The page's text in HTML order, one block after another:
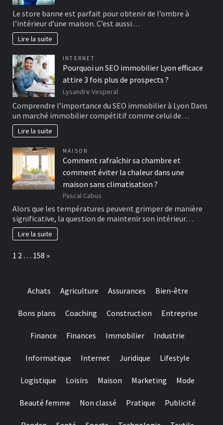
Le store banne est parfait pour obtenir de l’ombre à
l’intérieur d’une maison. C’est aussi…
Lire la suite
INTERNET
Pourquoi un SEO immobilier Lyon efficace
attire 3 fois plus de prospects ?
Lysandre Vesperal
Comprendre l’importance du SEO immobilier à Lyon Dans
un marché immobilier compétitif comme celui de…
Lire la suite
MAISON
Comment rafraîchir sa chambre et
comment éviter la chaleur dans une
maison sans climatisation ?
Pascal Cabus
Alors que les températures peuvent grimper de manière
significative, la question de maintenir son intérieur…
Lire la suite
Page:
1 2 … 158 Next
»
Achats Agriculture Assurances Bien-être
Bons plans Coaching Construction Entreprise
Finance Finances Immobilier Industrie
Informatique Internet Juridique Lifestyle
Logistique Loisirs Maison Marketing Mode
Beauté femme Non classé Pratique Publicité